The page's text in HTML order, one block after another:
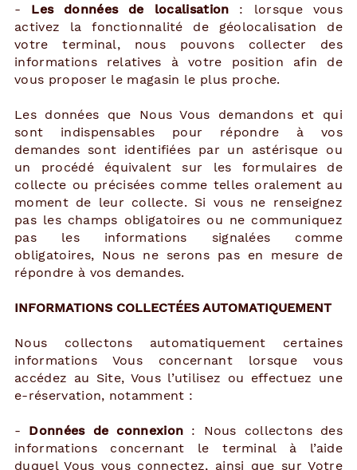
- Les données de localisation : lorsque vous
activez la fonctionnalité de géolocalisation de
votre terminal, nous pouvons collecter des
informations relatives à votre position afin de
vous proposer le magasin le plus proche.
Les données que Nous Vous demandons et qui
sont indispensables pour répondre à vos
demandes sont identifiées par un astérisque ou
un procédé équivalent sur les formulaires de
collecte ou précisées comme telles oralement au
moment de leur collecte. Si vous ne renseignez
pas les champs obligatoires ou ne communiquez
pas les informations signalées comme
obligatoires, Nous ne serons pas en mesure de
répondre à vos demandes.
INFORMATIONS COLLECTÉES AUTOMATIQUEMENT
Nous collectons automatiquement certaines
informations Vous concernant lorsque vous
accédez au Site, Vous l’utilisez ou effectuez une
e-réservation, notamment :
- Données de connexion : Nous collectons des
informations concernant le terminal à l’aide
duquel Vous vous connectez, ainsi que sur Votre